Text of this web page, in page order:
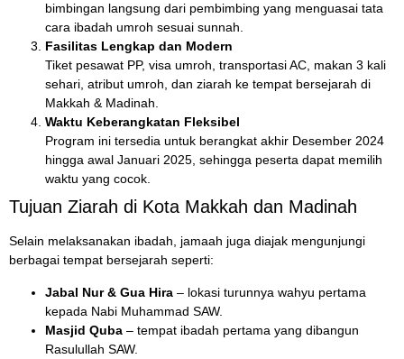
bimbingan langsung dari pembimbing yang menguasai tata
cara ibadah umroh sesuai sunnah.
Fasilitas Lengkap dan Modern
Tiket pesawat PP, visa umroh, transportasi AC, makan 3 kali
sehari, atribut umroh, dan ziarah ke tempat bersejarah di
Makkah & Madinah.
Waktu Keberangkatan Fleksibel
Program ini tersedia untuk berangkat akhir Desember 2024
hingga awal Januari 2025, sehingga peserta dapat memilih
waktu yang cocok.
Tujuan Ziarah di Kota Makkah dan Madinah
Selain melaksanakan ibadah, jamaah juga diajak mengunjungi
berbagai tempat bersejarah seperti:
Jabal Nur & Gua Hira – lokasi turunnya wahyu pertama
kepada Nabi Muhammad SAW.
Masjid Quba – tempat ibadah pertama yang dibangun
Rasulullah SAW.